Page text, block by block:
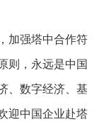
加强塔中合作符
则，永远是中国
、数字经济、基
迎中国企业赴塔